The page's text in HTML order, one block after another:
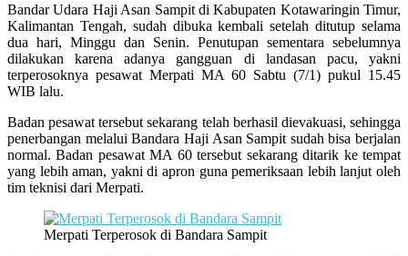
Bandar Udara Haji Asan Sampit di Kabupaten Kotawaringin Timur,
Kalimantan Tengah, sudah dibuka kembali setelah ditutup selama
dua hari, Minggu dan Senin. Penutupan sementara sebelumnya
dilakukan karena adanya gangguan di landasan pacu, yakni
terperosoknya pesawat Merpati MA 60 Sabtu (7/1) pukul 15.45
WIB lalu.
Badan pesawat tersebut sekarang telah berhasil dievakuasi, sehingga
penerbangan melalui Bandara Haji Asan Sampit sudah bisa berjalan
normal. Badan pesawat MA 60 tersebut sekarang ditarik ke tempat
yang lebih aman, yakni di apron guna pemeriksaan lebih lanjut oleh
tim teknisi dari Merpati.
Merpati Terperosok di Bandara Sampit